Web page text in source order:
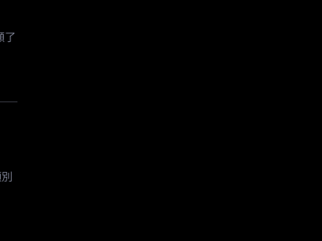
了